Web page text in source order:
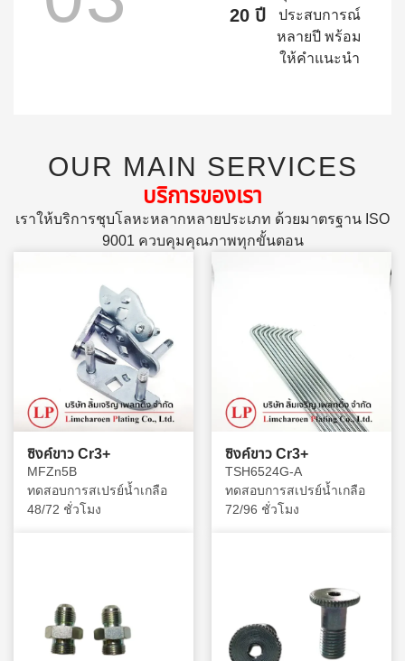
20 ปี
ประสบการณ์
หลายปี พร้อม
ให้คำแนะนำ
OUR MAIN SERVICES
บริการของเรา
เราให้บริการชุบโลหะหลากหลายประเภท ด้วยมาตรฐาน ISO
9001 ควบคุมคุณภาพทุกขั้นตอน
ซิงค์ขาว Cr3+
MFZn5B
ทดสอบการสเปรย์น้ำเกลือ
48/72 ชั่วโมง
ซิงค์ขาว Cr3+
TSH6524G-A
ทดสอบการสเปรย์น้ำเกลือ
72/96 ชั่วโมง